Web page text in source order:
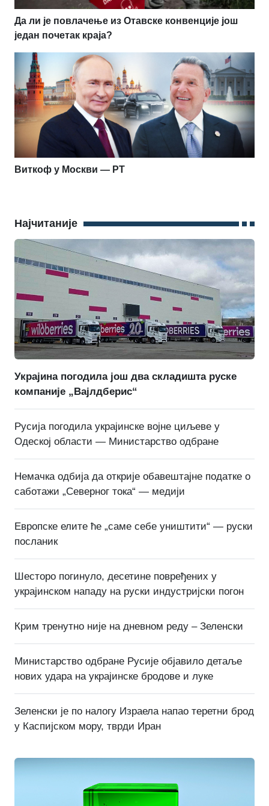
Да ли је повлачење из Отавске конвенције још
један почетак краја?
Виткоф у Москви — РТ
Најчитаније
Украјина погодила још два складишта руске
компаније „Вајлдберис“
Русија погодила украјинске војне циљеве у
Одеској области — Министарство одбране
Немачка одбија да открије обавештајне податке о
саботажи „Северног тока“ — медији
Европске елите ће „саме себе уништити“ — руски
посланик
Шесторо погинуло, десетине повређених у
украјинском нападу на руски индустријски погон
Крим тренутно није на дневном реду – Зеленски
Министарство одбране Русије објавило детаље
нових удара на украјинске бродове и луке
Зеленски је по налогу Израела напао теретни брод
у Каспијском мору, тврди Иран